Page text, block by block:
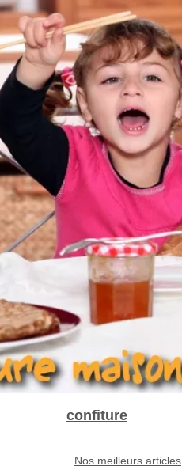
confiture
Nos meilleurs articles